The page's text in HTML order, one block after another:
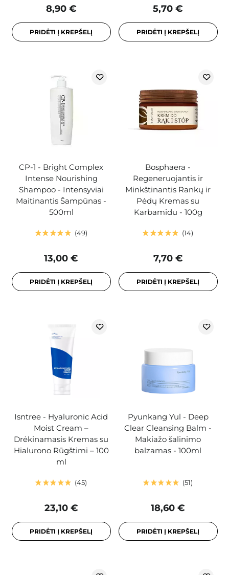
8,90 €
PRIDĖTI Į KREPŠELĮ
5,70 €
PRIDĖTI Į KREPŠELĮ
CP-1 - Bright Complex
Intense Nourishing
Shampoo - Intensyviai
Maitinantis Šampūnas -
500ml
49
13,00 €
PRIDĖTI Į KREPŠELĮ
Bosphaera -
Regeneruojantis ir
Minkštinantis Rankų ir
Pėdų Kremas su
Karbamidu - 100g
14
7,70 €
PRIDĖTI Į KREPŠELĮ
Isntree - Hyaluronic Acid
Moist Cream –
Drėkinamasis Kremas su
Hialurono Rūgštimi – 100
ml
45
23,10 €
PRIDĖTI Į KREPŠELĮ
Pyunkang Yul - Deep
Clear Cleansing Balm -
Makiažo šalinimo
balzamas - 100ml
51
18,60 €
PRIDĖTI Į KREPŠELĮ